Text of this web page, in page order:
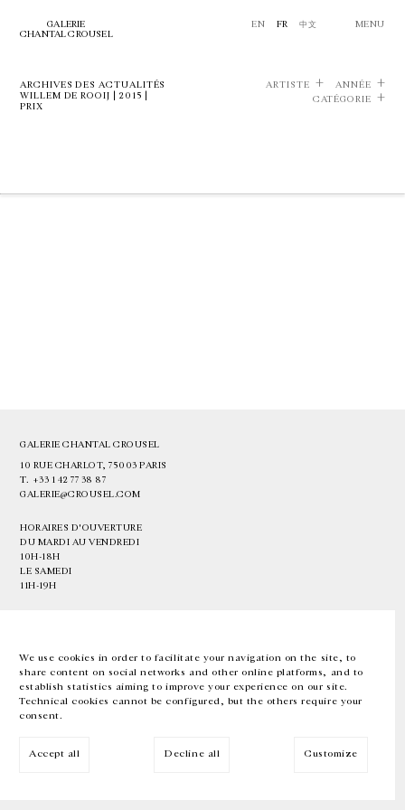
We use cookies in order to facilitate your navigation on the site, to
share content on social networks and other online platforms, and to
establish statistics aiming to improve your experience on our site.
Technical cookies cannot be configured, but the others require your
consent.
Accept all Decline all Customize
GALERIE
CHANTAL CROUSEL
EN FR 中文 MENU
ARCHIVES DES ACTUALITÉS
WILLEM DE ROOIJ | 2015 |
PRIX
ARTISTE
ANNÉE
CATÉGORIE
GALERIE CHANTAL CROUSEL
10 RUE CHARLOT, 75003 PARIS
T. +33 1 42 77 38 87
GALERIE@CROUSEL.COM
HORAIRES D'OUVERTURE
DU MARDI AU VENDREDI
10H-18H
LE SAMEDI
11H-19H
EN FR 中文 Facebook Instagram
Inscrivez-vous à notre newsletter